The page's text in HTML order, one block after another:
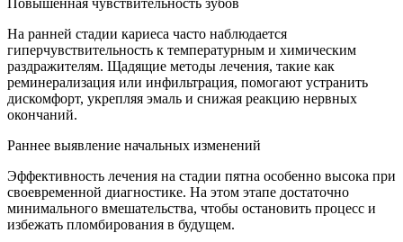
Повышенная чувствительность зубов
На ранней стадии кариеса часто наблюдается
гиперчувствительность к температурным и химическим
раздражителям. Щадящие методы лечения, такие как
реминерализация или инфильтрация, помогают устранить
дискомфорт, укрепляя эмаль и снижая реакцию нервных
окончаний.
Раннее выявление начальных изменений
Эффективность лечения на стадии пятна особенно высока при
своевременной диагностике. На этом этапе достаточно
минимального вмешательства, чтобы остановить процесс и
избежать пломбирования в будущем.